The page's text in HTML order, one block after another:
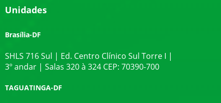
Unidades
Brasília-DF
SHLS 716 Sul | Ed. Centro Clínico Sul Torre I |
3º andar | Salas 320 à 324 CEP: 70390-700
TAGUATINGA-DF